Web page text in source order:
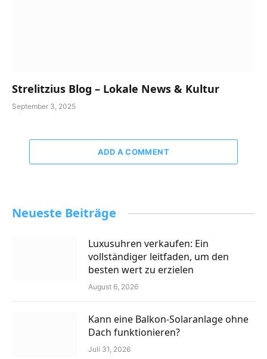
Strelitzius Blog – Lokale News & Kultur
September 3, 2025
ADD A COMMENT
Neueste Beiträge
Luxusuhren verkaufen: Ein
vollständiger leitfaden, um den
besten wert zu erzielen
August 6, 2026
Kann eine Balkon-Solaranlage ohne
Dach funktionieren?
Juli 31, 2026